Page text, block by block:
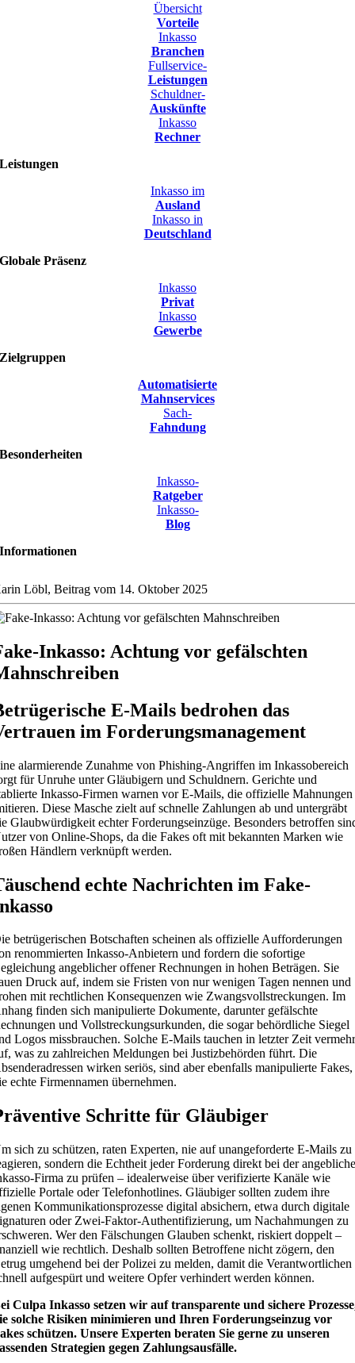
Übersicht
Vorteile
Inkasso
Branchen
Fullservice-
Leistungen
Schuldner-
Auskünfte
Inkasso
Rechner
Leistungen
Inkasso im
Ausland
Inkasso in
Deutschland
Globale Präsenz
Inkasso
Privat
Inkasso
Gewerbe
Zielgruppen
Automatisierte
Mahnservices
Sach-
Fahndung
Besonderheiten
Inkasso-
Ratgeber
Inkasso-
Blog
Informationen
Löbl, Beitrag vom 14. Oktober 2025
Inkasso: Achtung vor gefälschten
E-Mails bedrohen das
im Forderungsmanagement
alarmierende Zunahme von Phishing-Angriffen im Inkassobereich
für Unruhe unter Gläubigern und Schuldnern. Gerichte und
Inkasso-Firmen warnen vor E-Mails, die offizielle Mahnungen
Diese Masche zielt auf schnelle Zahlungen ab und untergräbt
Glaubwürdigkeit echter Forderungseinzüge. Besonders betroffen
von Online-Shops, da die Fakes oft mit bekannten Marken wie
Händlern verknüpft werden.
echte Nachrichten im Fake-
betrügerischen Botschaften scheinen als offizielle Aufforderungen
renommierten Inkasso-Anbietern und fordern die sofortige
angeblicher offener Rechnungen in hohen Beträgen. Sie
Druck auf, indem sie Fristen von nur wenigen Tagen nennen und
mit rechtlichen Konsequenzen wie Zwangsvollstreckungen. Im
finden sich manipulierte Dokumente, darunter gefälschte
und Vollstreckungsurkunden, die sogar behördliche Siegel
Logos missbrauchen. Solche E-Mails tauchen in letzter Zeit
was zu zahlreichen Meldungen bei Justizbehörden führt. Die
wirken seriös, sind aber ebenfalls manipulierte Fakes,
echte Firmennamen übernehmen.
Schritte für Gläubiger
sich zu schützen, raten Experten, nie auf unangeforderte E-Mails zu
sondern die Echtheit jeder Forderung direkt bei der
Firma zu prüfen – idealerweise über verifizierte Kanäle wie
Portale oder Telefonhotlines. Gläubiger sollten zudem ihre
Kommunikationsprozesse digital absichern, etwa durch digitale
oder Zwei-Faktor-Authentifizierung, um Nachahmungen zu
Wer den Fälschungen Glauben schenkt, riskiert doppelt –
wie rechtlich. Deshalb sollten Betroffene nicht zögern, den
umgehend bei der Polizei zu melden, damit die Verantwortlichen
aufgespürt und weitere Opfer verhindert werden können.
Culpa Inkasso setzen wir auf transparente und sichere
solche Risiken minimieren und Ihren Forderungseinzug vor
schützen. Unsere Experten beraten Sie gerne zu unseren
Strategien gegen Zahlungsausfälle.